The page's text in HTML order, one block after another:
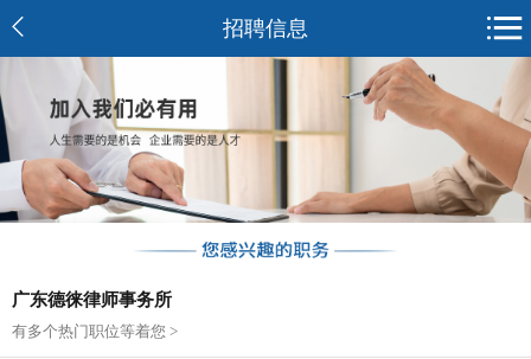
招聘信息
广东德徕律师事务所
有多个热门职位等着您 >